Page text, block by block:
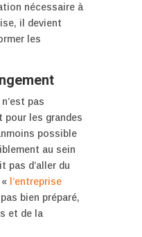
nécessaire à
il devient
les
pas
les grandes
possible
au sein
pas d’aller du
l’entreprise
bien préparé,
et de la